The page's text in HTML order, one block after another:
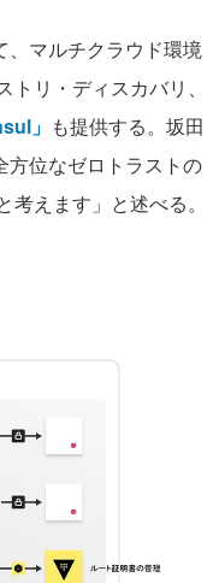
マルチクラウド環境
リ・ディスカバリ、
」 も提供する。坂田
方位なゼロトラストの
えます」と述べる。